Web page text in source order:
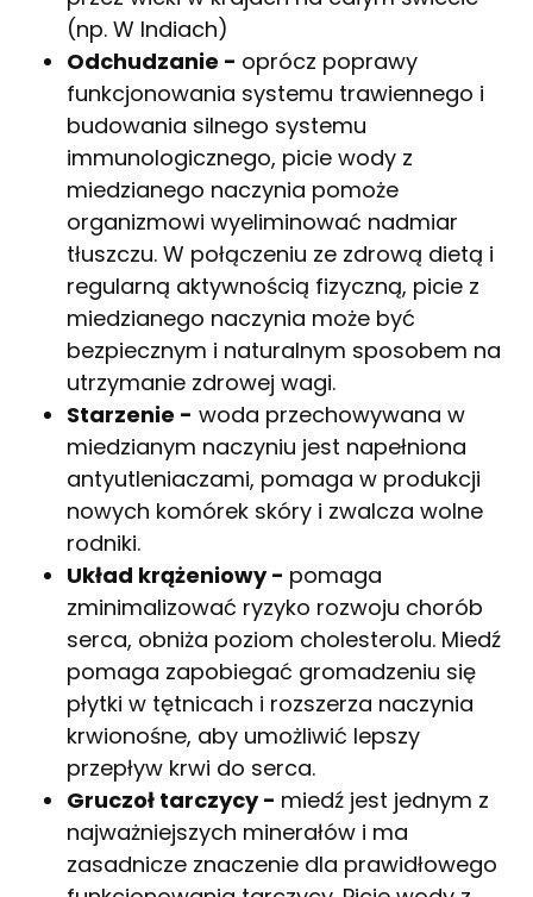
(np. W Indiach)
Odchudzanie - oprócz poprawy
funkcjonowania systemu trawiennego i
budowania silnego systemu
immunologicznego, picie wody z
miedzianego naczynia pomoże
organizmowi wyeliminować nadmiar
tłuszczu. W połączeniu ze zdrową dietą i
regularną aktywnością fizyczną, picie z
miedzianego naczynia może być
bezpiecznym i naturalnym sposobem na
utrzymanie zdrowej wagi.
Starzenie - woda przechowywana w
miedzianym naczyniu jest napełniona
antyutleniaczami, pomaga w produkcji
nowych komórek skóry i zwalcza wolne
rodniki.
Układ krążeniowy - pomaga
zminimalizować ryzyko rozwoju chorób
serca, obniża poziom cholesterolu. Miedź
pomaga zapobiegać gromadzeniu się
płytki w tętnicach i rozszerza naczynia
krwionośne, aby umożliwić lepszy
przepływ krwi do serca.
Gruczoł tarczycy - miedź jest jednym z
najważniejszych minerałów i ma
zasadnicze znaczenie dla prawidłowego